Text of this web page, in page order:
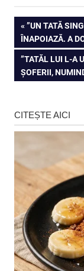
Navigare
în
articole
PREVIOUS
POST:
”UN TATĂ
ÎNAPOIAZĂ. A
NEXT
POST:
”TATĂL LUI L-A
ȘOFERII,